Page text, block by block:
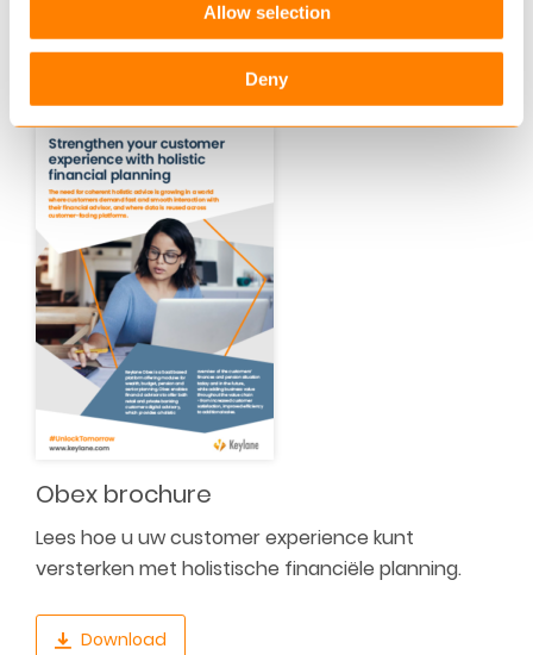
Allow selection
Deny
Downloads
Obex brochure
Lees hoe u uw customer experience kunt
versterken met holistische financiële planning.
Download